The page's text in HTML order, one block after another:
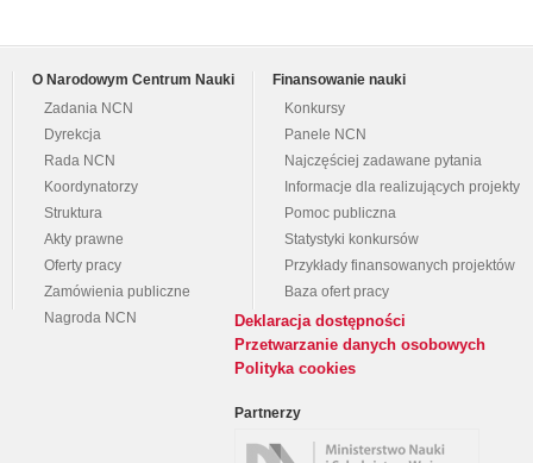
O Narodowym Centrum Nauki
Zadania NCN
Dyrekcja
Rada NCN
Koordynatorzy
Struktura
Akty prawne
Oferty pracy
Zamówienia publiczne
Nagroda NCN
Finansowanie nauki
Konkursy
Panele NCN
Najczęściej zadawane pytania
Informacje dla realizujących projekty
Pomoc publiczna
Statystyki konkursów
Przykłady finansowanych projektów
Baza ofert pracy
Deklaracja dostępności
Przetwarzanie danych osobowych
Polityka cookies
Partnerzy